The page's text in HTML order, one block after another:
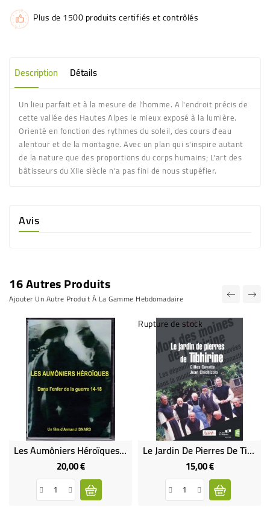
Plus de 1500 produits certifiés et contrôlés
Description Détails
Un lieu parfait et à la mesure de l'homme. A l'endroit précis de
cette vallée des Hautes Alpes le mieux exposé à la lumière.
Orienté en fonction des rythmes du soleil, des cours d'eau
alentour et de la montagne. Avec un plan qui s'inspire autant
de la nature que des proportions du corps humains; L'art des
bâtisseurs du XIIe siècle n'a pas fini de nous stupéfier.
Avis
16 Autres Produits
Ajouter Un Autre Produit À La Gamme Hebdomadaire
Les Aumôniers Héroïques - Dans L'enfer De La Guerre 14-18
20,00 €Prix
Rupture de stock
Le Jardin De Pierres De Tibhirine
15,00 €Prix